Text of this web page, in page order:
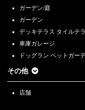
ガーデン/庭
ガーデン
デッキテラス タイルテ
車庫ガレージ
ドッグラン ペットガー
その他
店舗